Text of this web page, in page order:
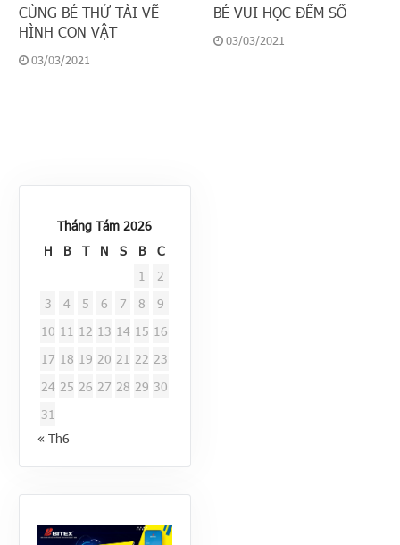
CÙNG BÉ THỬ TÀI VẼ
HÌNH CON VẬT
03/03/2021
BÉ VUI HỌC ĐẾM SỐ
03/03/2021
Tháng Tám 2026
H
B T N S B
C
1
2
3
4 5 6 7 8
9
10 11 12 13 14 15 16
17 18 19 20 21 22 23
24 25 26 27 28 29 30
31
« Th6